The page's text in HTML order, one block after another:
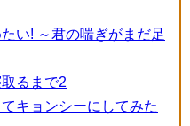
い! ～君の喘ぎがまだ足
るまで2
キョンシーにしてみた